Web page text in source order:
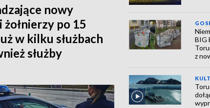
nowy
po 15
w kilku służbach
służby
BIG
z